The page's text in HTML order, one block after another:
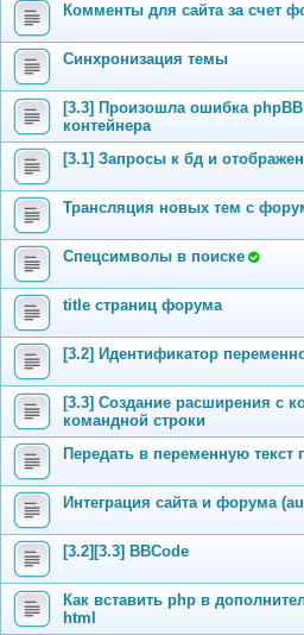
Комменты для сайта за счет
Синхронизация темы
[3.3] Произошла ошибка
контейнера
[3.1] Запросы к бд и
Трансляция новых тем с
Спецсимволы в поиске
title страниц форума
[3.2] Идентификатор
[3.3] Создание расширения с
командной строки
Передать в переменную текст
Интеграция сайта и форума
[3.2][3.3] BBCode
Как вставить php в
html